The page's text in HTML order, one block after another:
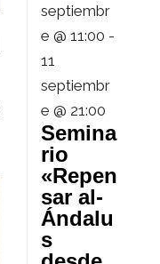
septiembr
e @ 11:00 -
11
septiembr
e @ 21:00
Semina
rio
«Repen
sar al-
Ándalu
s